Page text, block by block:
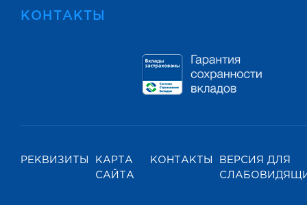
КОНТАКТЫ
РЕКВИЗИТЫ
КАРТА
САЙТА
КОНТАКТЫ
ВЕРСИЯ ДЛЯ